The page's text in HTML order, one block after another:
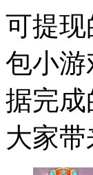
可提
包小
据完
大家带